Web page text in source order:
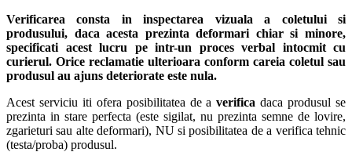
Verificarea consta in inspectarea vizuala a coletului si
produsului, daca acesta prezinta deformari chiar si minore,
specificati acest lucru pe intr-un proces verbal intocmit cu
curierul. Orice reclamatie ulterioara conform careia coletul sau
produsul au ajuns deteriorate este nula.
Acest serviciu iti ofera posibilitatea de averifica daca produsul se
prezinta in stare perfecta (este sigilat, nu prezinta semne de lovire,
zgarieturi sau alte deformari), NU si posibilitatea de a verifica tehnic
(testa/proba) produsul.